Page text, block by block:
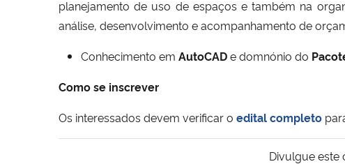
planejamento de uso de espaços e também na
análise, desenvolvimento e acompanhamento de
Conhecimento em AutoCADe domnónio do
Como se inscrever
Os interessados devem verificar o edital completo
Divulgue este